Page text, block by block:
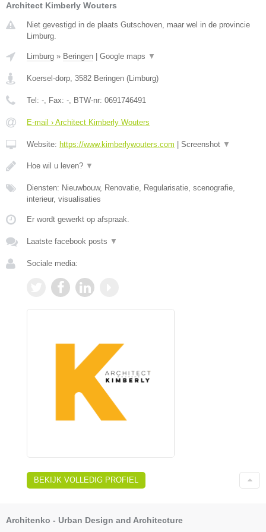
Architect Kimberly Wouters
Niet gevestigd in de plaats Gutschoven, maar wel in de provincie
Limburg.
Limburg » Beringen Google maps ▼
Koersel-dorp, 3582 Beringen (Limburg)
Tel: -, Fax: -, BTW-nr: 0691746491
E-mail › Architect Kimberly Wouters
Website: https://www.kimberlywouters.com Screenshot ▼
Hoe wil u leven? ▼
Diensten: Nieuwbouw, Renovatie, Regularisatie, scenografie,
interieur, visualisaties
Er wordt gewerkt op afspraak.
Laatste facebook posts ▼
Sociale media:
BEKIJK VOLLEDIG PROFIEL
Architenko - Urban Design and Architecture